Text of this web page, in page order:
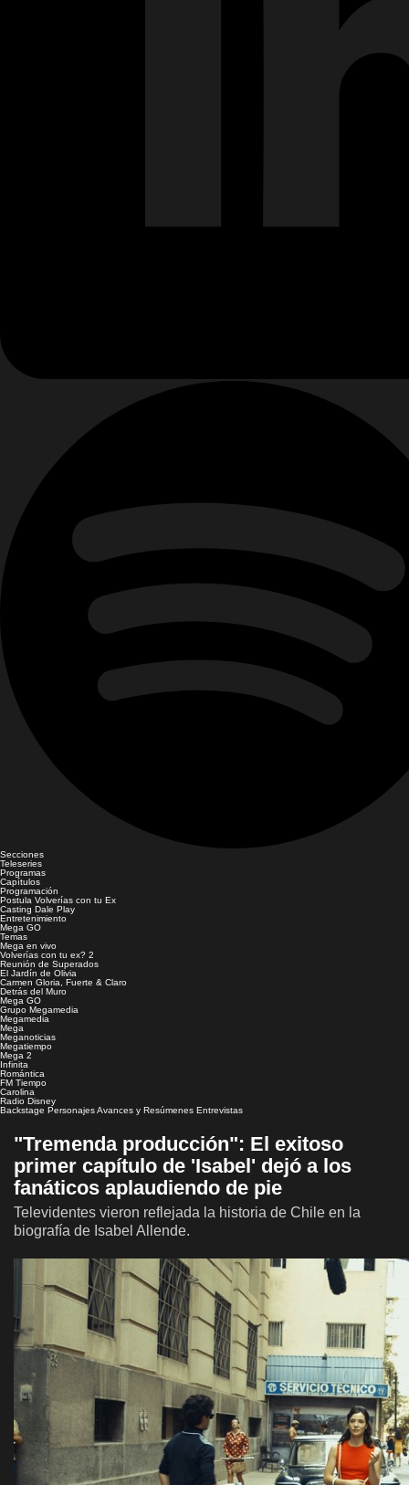
Secciones
Teleseries
Programas
Capítulos
Programación
Postula Volverías con tu Ex
Casting Dale Play
Entretenimiento
Mega GO
Temas
Mega en vivo
Volverías con tu ex? 2
Reunión de Superados
El Jardín de Olivia
Carmen Gloria, Fuerte & Claro
Detrás del Muro
Mega GO
Grupo Megamedia
Megamedia
Mega
Meganoticias
Megatiempo
Mega 2
Infinita
Romántica
FM Tiempo
Carolina
Radio Disney
Backstage PersonajesAvances y Resúmenes Entrevistas
"Tremenda producción": El exitoso
primer capítulo de 'Isabel' dejó a los
fanáticos aplaudiendo de pie
Televidentes vieron reflejada la historia de Chile en la
biografía de Isabel Allende.